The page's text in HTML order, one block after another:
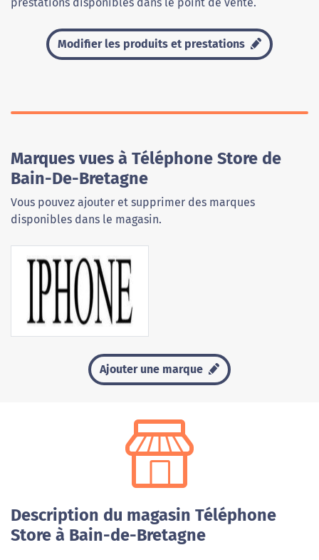
Modifier les produits et prestations
Marques vues à Téléphone Store de
Bain-De-Bretagne
Vous pouvez ajouter et supprimer des marques
disponibles dans le magasin.
Ajouter une marque
Description du magasin Téléphone
Store à Bain-de-Bretagne